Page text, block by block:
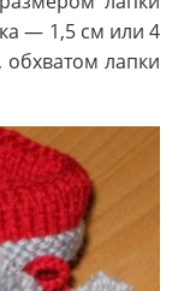
— 1,5 см или 4
лапки